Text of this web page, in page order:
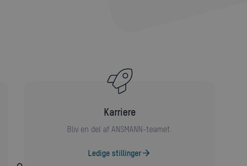
karriere
Bliv en del af ANSMANN-teamet.
Ledige stillinger